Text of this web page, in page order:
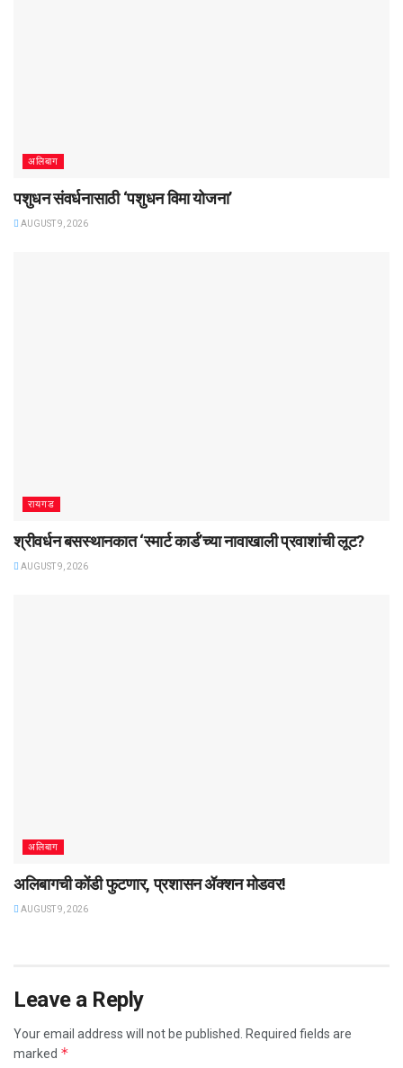
अलिबाग
पशुधन संवर्धनासाठी ‌‘पशुधन विमा योजना’
AUGUST 9, 2026
रायगड
श्रीवर्धन बसस्थानकात ‌‘स्मार्ट कार्ड’च्या नावाखाली प्रवाशांची लूट?
AUGUST 9, 2026
अलिबाग
अलिबागची कोंडी फुटणार, प्रशासन ॲक्शन मोडवर!
AUGUST 9, 2026
Leave a Reply
Your email address will not be published. Required fields are
marked *